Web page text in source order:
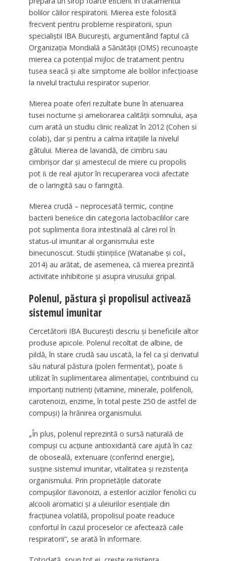
bolilor căilor respiratorii. Mierea este folosită
frecvent pentru probleme respiratorii, spun
specialiştii IBA Bucureşti, argumentând faptul că
Organizaţia Mondială a Sănătăţii (OMS) recunoaşte
mierea ca potenţial mijloc de tratament pentru
tusea seacă şi alte simptome ale bolilor infecţioase
la nivelul tractului respirator superior.
Mierea poate oferi rezultate bune în atenuarea
tusei nocturne şi ameliorarea calităţii somnului, aşa
cum arată un studiu clinic realizat în 2012 (Cohen si
colab), dar şi pentru a calma iritaţiile la nivelul
gâtului. Mierea de lavandă, de cimbru sau
cimbrişor dar şi amestecul de miere cu propolis
pot ﬁ de real ajutor în recuperarea vocii afectate
de o laringită sau o faringită.
Mierea crudă – neprocesată termic, conţine
bacterii beneﬁce din categoria lactobacililor care
pot suplimenta ﬂora intestinală al cărei rol în
status-ul imunitar al organismului este
binecunoscut. Studii ştiinţiﬁce (Watanabe şi col.,
2014) au arătat, de asemenea, că mierea prezintă
activitate inhibitorie şi asupra virusului gripal.
Polenul, păstura şi propolisul activează
sistemul imunitar
Cercetătorii IBA Bucureşti descriu şi beneficiile altor
produse apicole. Polenul recoltat de albine, de
pildă, în stare crudă sau uscată, la fel ca şi derivatul
său natural păstura (polen fermentat), poate ﬁ
utilizat în suplimentarea alimentaţiei, contribuind cu
importanţi nutrienţi (vitamine, minerale, polifenoli,
carotenoizi, enzime, în total peste 250 de astfel de
compuşi) la hrănirea organismului.
„În plus, polenul reprezintă o sursă naturală de
compuşi cu acţiune antioxidantă care ajută în caz
de oboseală, extenuare (conferind energie),
susţine sistemul imunitar, vitalitatea şi rezistenţa
organismului. Prin proprietăţile datorate
compuşilor ﬂavonoizi, a esterilor acizilor fenolici cu
alcooli aromatici şi a uleiurilor esenţiale din
fracţiunea volatilă, propolisul poate readuce
confortul în cazul proceselor ce afectează caile
respiratorii”, se arată în informare.